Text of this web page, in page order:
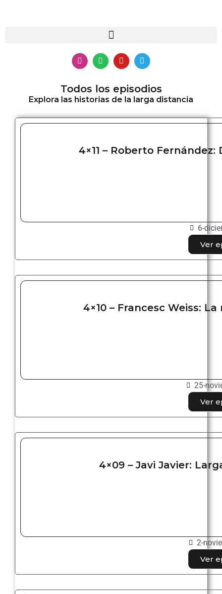
Todos los episodios
Explora las historias de la larga distancia
4×11 – Roberto
6-
Ver
4×10 – Francesc Weiss:
25-
Ver
4×09 – Javi Javier:
2-
Ver